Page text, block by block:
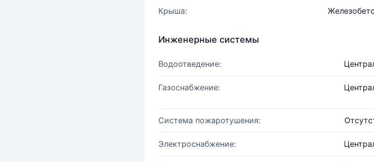
Крыша:
Инженерные системы
Водоотведение:
Газоснабжение:
Система пожаротушения:
Электроснабжение: